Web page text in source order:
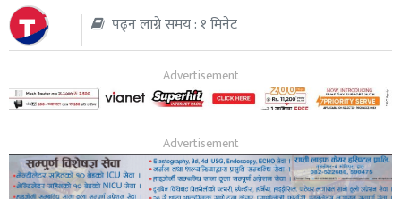
मनोरञ्जन
पढ्न लाग्ने समय : १ मिनेट